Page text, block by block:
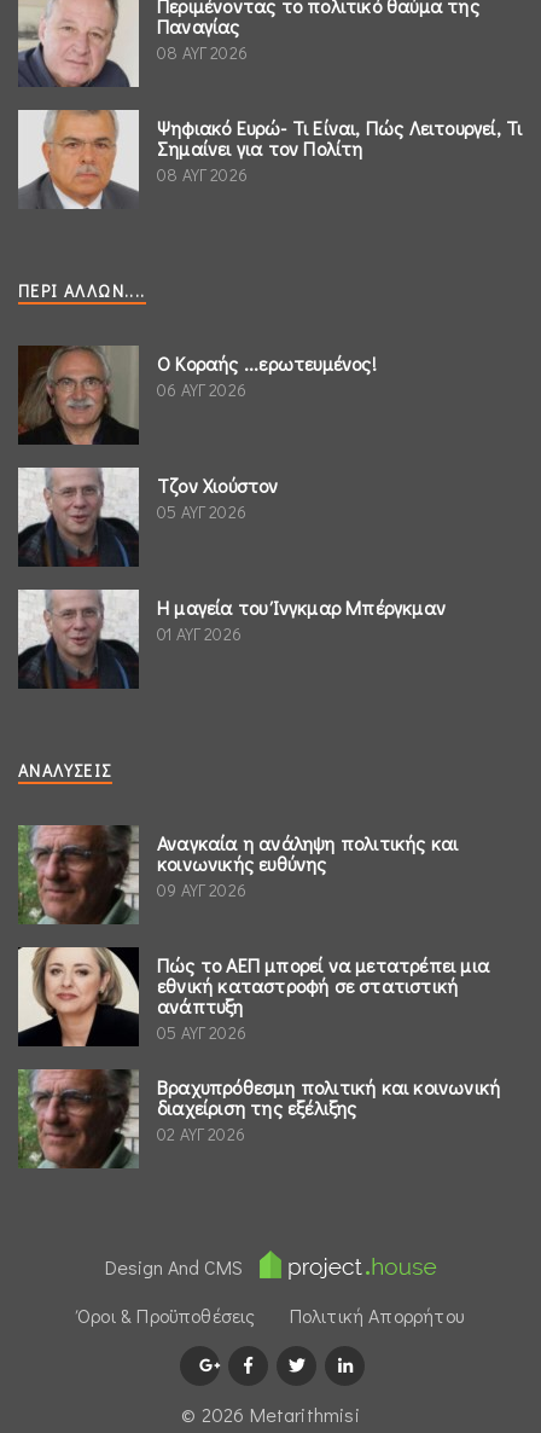
Περιμένοντας το πολιτικό θαύμα της
Παναγίας
08 ΑΥΓ 2026
Ψηφιακό Ευρώ- Τι Είναι, Πώς Λειτουργεί, Τι
Σημαίνει για τον Πολίτη
08 ΑΥΓ 2026
ΠΕΡΊ ΆΛΛΩΝ....
Ο Κοραής ...ερωτευμένος!
06 ΑΥΓ 2026
Τζον Χιούστον
05 ΑΥΓ 2026
Η μαγεία του Ίνγκμαρ Μπέργκμαν
01 ΑΥΓ 2026
ΑΝΑΛΎΣΕΙΣ
Αναγκαία η ανάληψη πολιτικής και
κοινωνικής ευθύνης
09 ΑΥΓ 2026
Πώς το ΑΕΠ μπορεί να μετατρέπει μια
εθνική καταστροφή σε στατιστική
ανάπτυξη
05 ΑΥΓ 2026
Βραχυπρόθεσμη πολιτική και κοινωνική
διαχείριση της εξέλιξης
02 ΑΥΓ 2026
Design And CMS
Όροι & Προϋποθέσεις
Πολιτική Απορρήτου
© 2026 Μetarithmisi